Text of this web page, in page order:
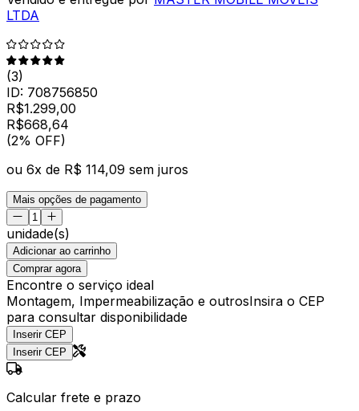
LTDA
(3)
ID: 708756850
R$1.299,00
R$668,64
(2% OFF)
ou 6x de R$ 114,09 sem juros
Mais opções de pagamento
unidade(s)
Adicionar ao carrinho
Comprar agora
Encontre o serviço ideal
Montagem, Impermeabilização e outrosInsira o CEP
para consultar disponibilidade
Inserir CEP
Inserir CEP
Calcular frete e prazo